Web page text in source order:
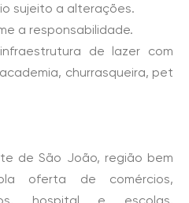
sujeito a alterações.
a responsabilidade.
de lazer com
churrasqueira, pet
de São João, região bem
oferta de comércios,